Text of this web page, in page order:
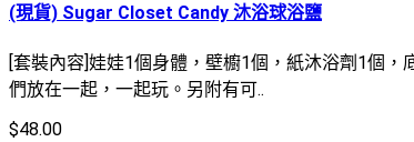
(現貨) Sugar Closet Candy 沐浴球浴鹽
[套裝內容]娃娃1個身體，壁櫥1個，紙沐浴劑1個
們放在一起，一起玩。另附有可..
$48.00